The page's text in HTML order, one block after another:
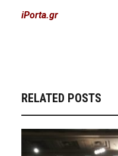
iPorta.gr
RELATED POSTS